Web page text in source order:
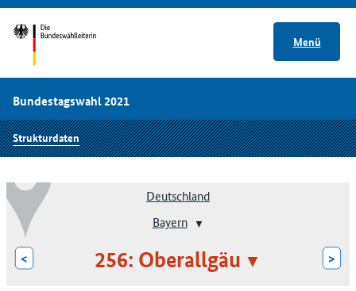
Menü
Bundestagswahl 2021
Strukturdaten
Deutschland
Bayern
< 256: Oberallgäu >